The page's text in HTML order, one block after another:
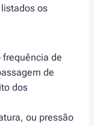
os
de
de
dos
ou pressão